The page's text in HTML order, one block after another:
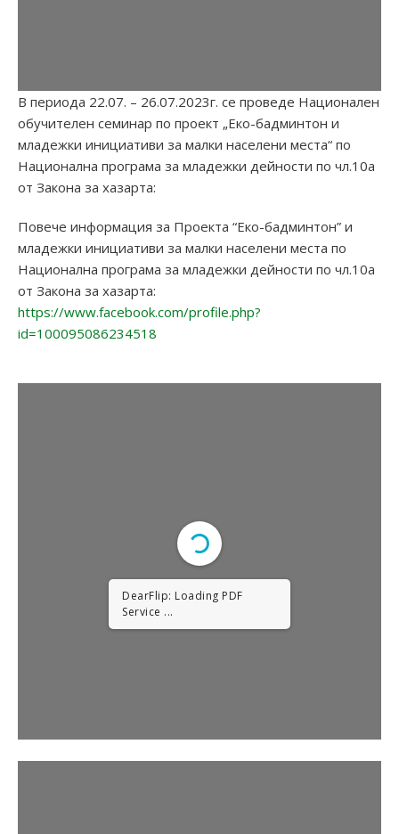
В периода 22.07. – 26.07.2023г. се проведе Национален
обучителен семинар по проект „Еко-бадминтон и
младежки инициативи за малки населени места“ по
Национална програма за младежки дейности по чл.10а
от Закона за хазарта:
Повече информация за Проекта “Еко-бадминтон” и
младежки инициативи за малки населени места по
Национална програма за младежки дейности по чл.10а
от Закона за хазарта:
https://www.facebook.com/profile.php?
id=100095086234518
DearFlip: Loading PDF
Service ...